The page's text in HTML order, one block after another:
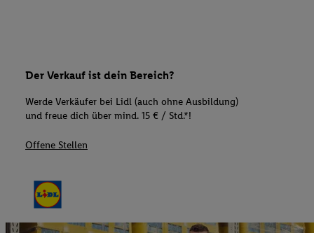
Der Verkauf ist dein Bereich?
Werde Verkäufer bei Lidl (auch ohne Ausbildung)
und freue dich über mind. 15 € / Std.*!
Offene Stellen